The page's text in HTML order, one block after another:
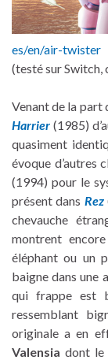
es/en/air-twister
(testé sur Switch,
Venant de la part
Harrier (1985)
quasiment
évoque d’autres
(1994) pour le
présent dans Rez
chevauche
montrent
éléphant ou un
baigne dans une
qui frappe est
ressemblant
originale a en
Valensia dont le